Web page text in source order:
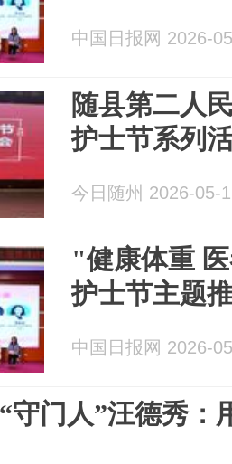
中国日报网 2026-
随县第二人
护士节系列
今日随州 2026-05-
"健康体重
护士节主题
中国日报网 2026-
守门人”汪德秀：